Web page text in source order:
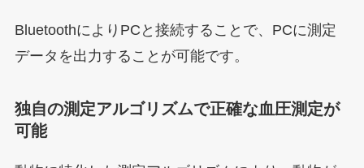
BluetoothによりPCと接続することで、PCに測定
データを出力することが可能です。
独自の測定アルゴリズムで正確な血圧測定が
可能